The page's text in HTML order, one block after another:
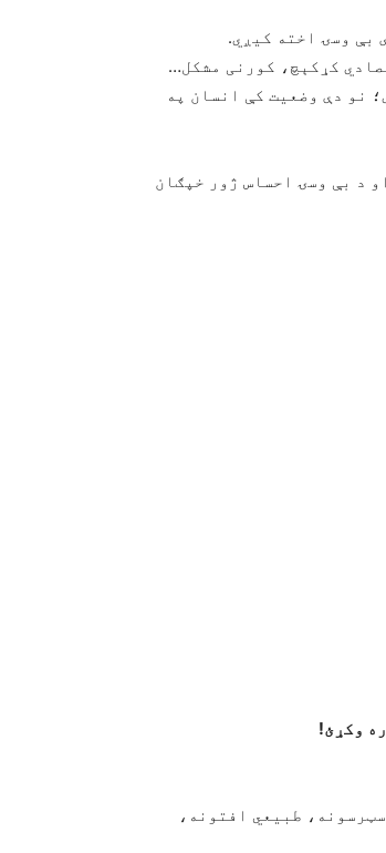
نو دې وضعیت کې انسان په
د بې وسۍ احساس ژور خپګان
وکړئ!
طبیعي افتونه،